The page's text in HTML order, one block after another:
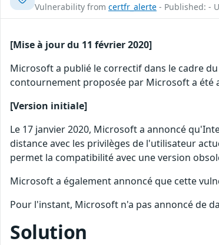
Vulnerability from certfr_alerte - Published: -
[Mise à jour du 11 février 2020]
Microsoft a publié le correctif dans le cadre
contournement proposée par Microsoft a été
[Version initiale]
Le 17 janvier 2020, Microsoft a annoncé
distance avec les privilèges de l'utilisateur
permet la compatibilité avec une version
Microsoft a également annoncé que cette
Pour l'instant, Microsoft n'a pas annoncé de
Solution